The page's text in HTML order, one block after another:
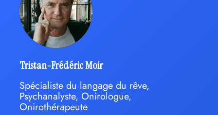
Tristan-Frédéric Moir
Spécialiste du langage du rêve,
Psychanalyste, Onirologue,
Onirothérapeute